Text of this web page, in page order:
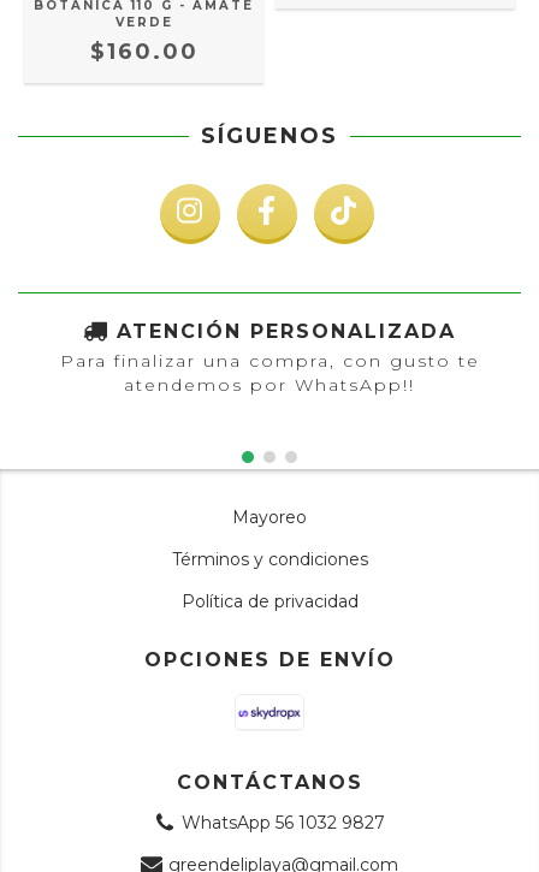
BOTANICA 110 G - AMATE
VERDE
$160.00
SÍGUENOS
ATENCIÓN PERSONALIZADA
Para finalizar una compra, con gusto te
atendemos por WhatsApp!!
Mayoreo
Términos y condiciones
Política de privacidad
OPCIONES DE ENVÍO
CONTÁCTANOS
WhatsApp 56 1032 9827
greendeliplaya@gmail.com